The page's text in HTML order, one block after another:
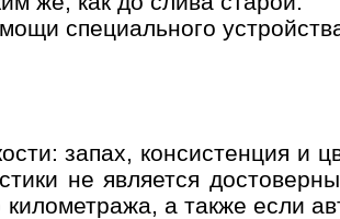
специального
запах, консистенция и
не является
а также если